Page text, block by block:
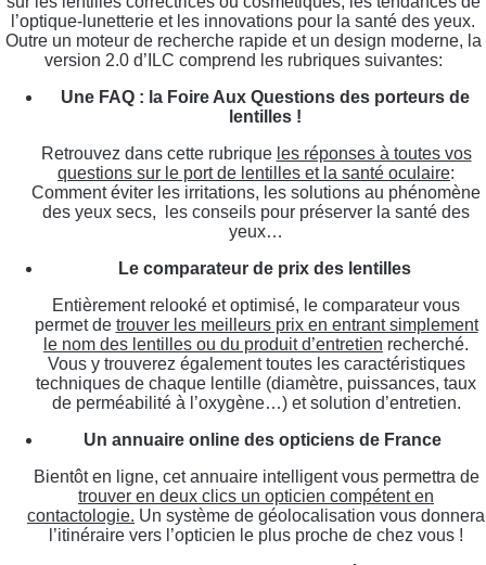
l’optique-lunetterie et les innovations pour la santé des yeux.
Outre un moteur de recherche rapide et un design moderne, la
version 2.0 d’ILC comprend les rubriques suivantes:
Une FAQ : la Foire Aux Questions des porteurs de
lentilles !
Retrouvez dans cette rubrique les réponses à toutes vos
questions sur le port de lentilles et la santé oculaire:
Comment éviter les irritations, les solutions au phénomène
des yeux secs, les conseils pour préserver la santé des
yeux…
Le comparateur de prix des lentilles
Entièrement relooké et optimisé, le comparateur vous
permet de trouver les meilleurs prix en entrant simplement
le nom des lentilles ou du produit d’entretien recherché.
Vous y trouverez également toutes les caractéristiques
techniques de chaque lentille (diamètre, puissances, taux
de perméabilité à l’oxygène…) et solution d’entretien.
Un annuaire online des opticiens de France
Bientôt en ligne, cet annuaire intelligent vous permettra de
trouver en deux clics un opticien compétent en
contactologie. Un système de géolocalisation vous donnera
l’itinéraire vers l’opticien le plus proche de chez vous !